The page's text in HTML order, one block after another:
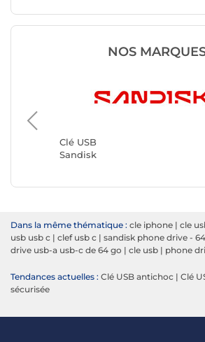
NOS
Clé USB
Sandisk
Dans la même thématique : cle iphone | cle
usb usb c | clef usb c | sandisk phone drive -
drive usb-a usb-c de 64 go | cle usb | phone
Tendances actuelles : Clé USB antichoc | Clé
sécurisée